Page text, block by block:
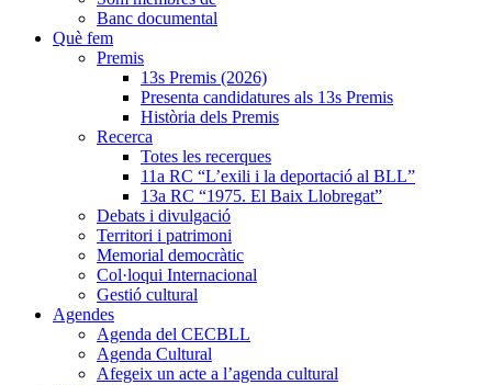
Banc documental
Què fem
Premis
13s Premis (2026)
Presenta candidatures als 13s Premis
Història dels Premis
Recerca
Totes les recerques
11a RC “L’exili i la deportació al BLL”
13a RC “1975. El Baix Llobregat”
Debats i divulgació
Territori i patrimoni
Memorial democràtic
Col·loqui Internacional
Gestió cultural
Agendes
Agenda del CECBLL
Agenda Cultural
Afegeix un acte a l’agenda cultural